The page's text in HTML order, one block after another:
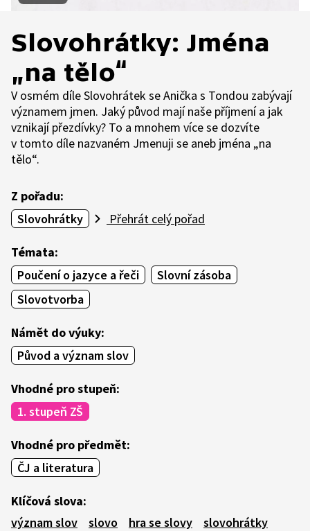
Slovohrátky: Jména
„na tělo“
V osmém díle Slovohrátek se Anička s Tondou zabývají
významem jmen. Jaký původ mají naše příjmení a jak
vznikají přezdívky? To a mnohem více se dozvíte
v tomto díle nazvaném Jmenuji se aneb jména „na
tělo“.
Z pořadu:
Slovohrátky
Přehrát celý pořad
Témata:
Poučení o jazyce a řeči
Slovní zásoba
Slovotvorba
Námět do výuky:
Původ a význam slov
Vhodné pro stupeň:
1. stupeň ZŠ
Vhodné pro předmět:
ČJ a literatura
Klíčová slova:
význam slov
slovo hra se slovy
slovohrátky